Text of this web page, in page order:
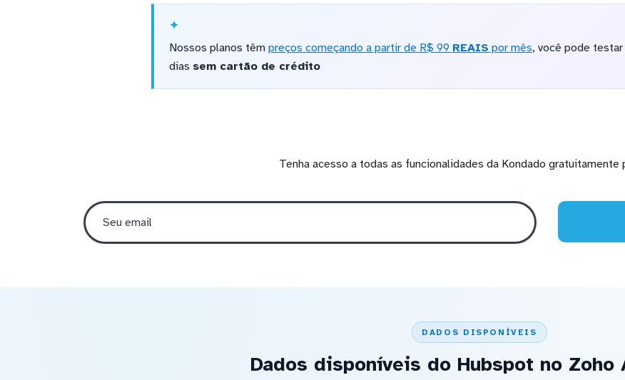
Nossos planos têm preços começando a partir de R$ 99 REAIS por mês, você pode testar
dias sem cartão de crédito
Tenha acesso a todas as funcionalidades da Kondado gratuitamente
DADOS DISPONÍVEIS
Dados disponíveis do Hubspot no Zoho